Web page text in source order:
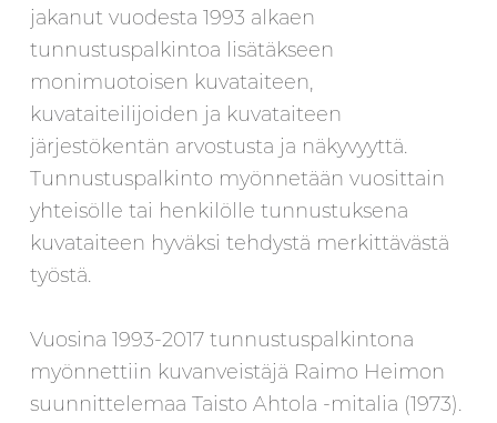
jakanut vuodesta 1993 alkaen
tunnustuspalkintoa lisätäkseen
monimuotoisen kuvataiteen,
kuvataiteilijoiden ja kuvataiteen
järjestökentän arvostusta ja näkyvyyttä.
Tunnustuspalkinto myönnetään vuosittain
yhteisölle tai henkilölle tunnustuksena
kuvataiteen hyväksi tehdystä merkittävästä
työstä.
Vuosina 1993-2017 tunnustuspalkintona
myönnettiin kuvanveistäjä Raimo Heimon
suunnittelemaa Taisto Ahtola -mitalia (1973).